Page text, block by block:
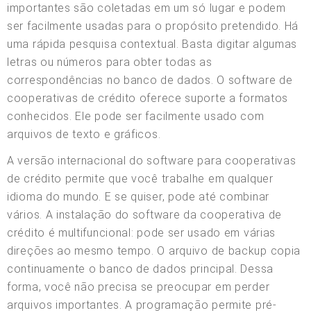
importantes são coletadas em um só lugar e podem
ser facilmente usadas para o propósito pretendido. Há
uma rápida pesquisa contextual. Basta digitar algumas
letras ou números para obter todas as
correspondências no banco de dados. O software de
cooperativas de crédito oferece suporte a formatos
conhecidos. Ele pode ser facilmente usado com
arquivos de texto e gráficos.
A versão internacional do software para cooperativas
de crédito permite que você trabalhe em qualquer
idioma do mundo. E se quiser, pode até combinar
vários. A instalação do software da cooperativa de
crédito é multifuncional: pode ser usado em várias
direções ao mesmo tempo. O arquivo de backup copia
continuamente o banco de dados principal. Dessa
forma, você não precisa se preocupar em perder
arquivos importantes. A programação permite pré-